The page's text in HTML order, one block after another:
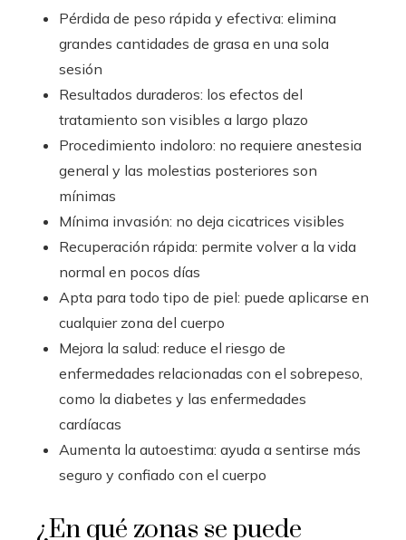
Pérdida de peso rápida y efectiva: elimina
grandes cantidades de grasa en una sola
sesión
Resultados duraderos: los efectos del
tratamiento son visibles a largo plazo
Procedimiento indoloro: no requiere anestesia
general y las molestias posteriores son
mínimas
Mínima invasión: no deja cicatrices visibles
Recuperación rápida: permite volver a la vida
normal en pocos días
Apta para todo tipo de piel: puede aplicarse en
cualquier zona del cuerpo
Mejora la salud: reduce el riesgo de
enfermedades relacionadas con el sobrepeso,
como la diabetes y las enfermedades
cardíacas
Aumenta la autoestima: ayuda a sentirse más
seguro y confiado con el cuerpo
¿En qué zonas se puede